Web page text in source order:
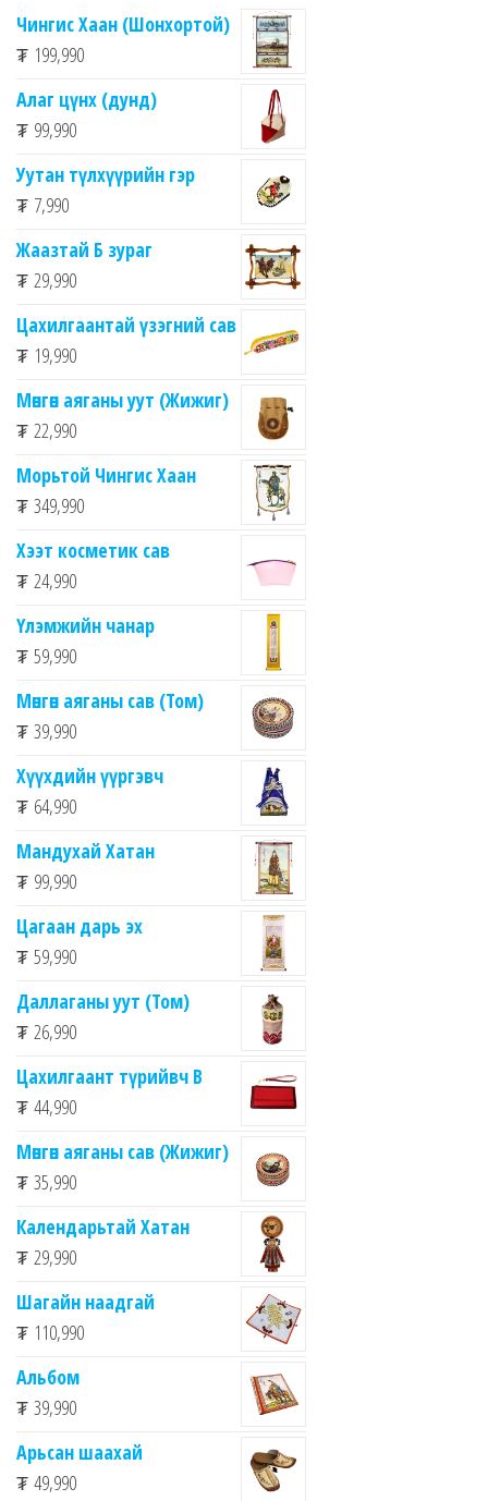
Чингис Хаан (Шонхортой)
₮ 199,990
Алаг цүнх (дунд)
₮ 99,990
Уутан түлхүүрийн гэр
₮ 7,990
Жаазтай Б зураг
₮ 29,990
Цахилгаантай үзэгний сав
₮ 19,990
Мөнгөн аяганы уут (Жижиг)
₮ 22,990
Морьтой Чингис Хаан
₮ 349,990
Хээт косметик сав
₮ 24,990
Үлэмжийн чанар
₮ 59,990
Мөнгөн аяганы сав (Том)
₮ 39,990
Хүүхдийн үүргэвч
₮ 64,990
Мандухай Хатан
₮ 99,990
Цагаан дарь эх
₮ 59,990
Даллаганы уут (Том)
₮ 26,990
Цахилгаант түрийвч B
₮ 44,990
Мөнгөн аяганы сав (Жижиг)
₮ 35,990
Календарьтай Хатан
₮ 29,990
Шагайн наадгай
₮ 110,990
Альбом
₮ 39,990
Арьсан шаахай
₮ 49,990